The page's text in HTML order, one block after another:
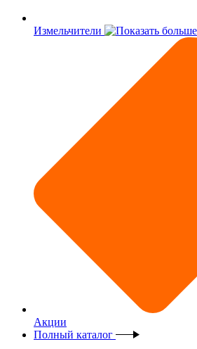
Измельчители
Акции
Полный каталог